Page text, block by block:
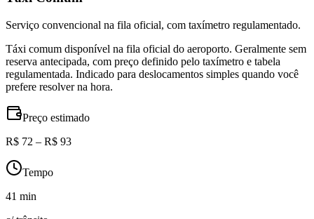
Serviço convencional na fila oficial, com taxímetro regulamentado.
Táxi comum disponível na fila oficial do aeroporto. Geralmente sem
reserva antecipada, com preço definido pelo taxímetro e tabela
regulamentada. Indicado para deslocamentos simples quando você
prefere resolver na hora.
Preço estimado
R$ 72 – R$ 93
Tempo
41 min